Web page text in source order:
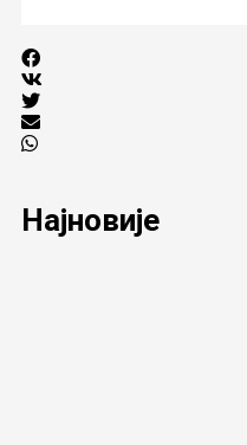
Најновије